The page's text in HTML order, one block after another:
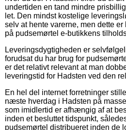
undertiden en tand mindre
let. Den mindst kostelige
selv at hente varerne, men dette
på pudsemørtel e-butikkens
Leveringsdygtigheden er
forudsat du har brug for
er det relativt relevant at man
leveringstid for Hadsten ved den
En hel del internet forretninger
næste hverdag i Hadsten på
som imidlertid er afhængig af at
inden et besluttet tidspunkt,
pudsemørtel distribueret inden de